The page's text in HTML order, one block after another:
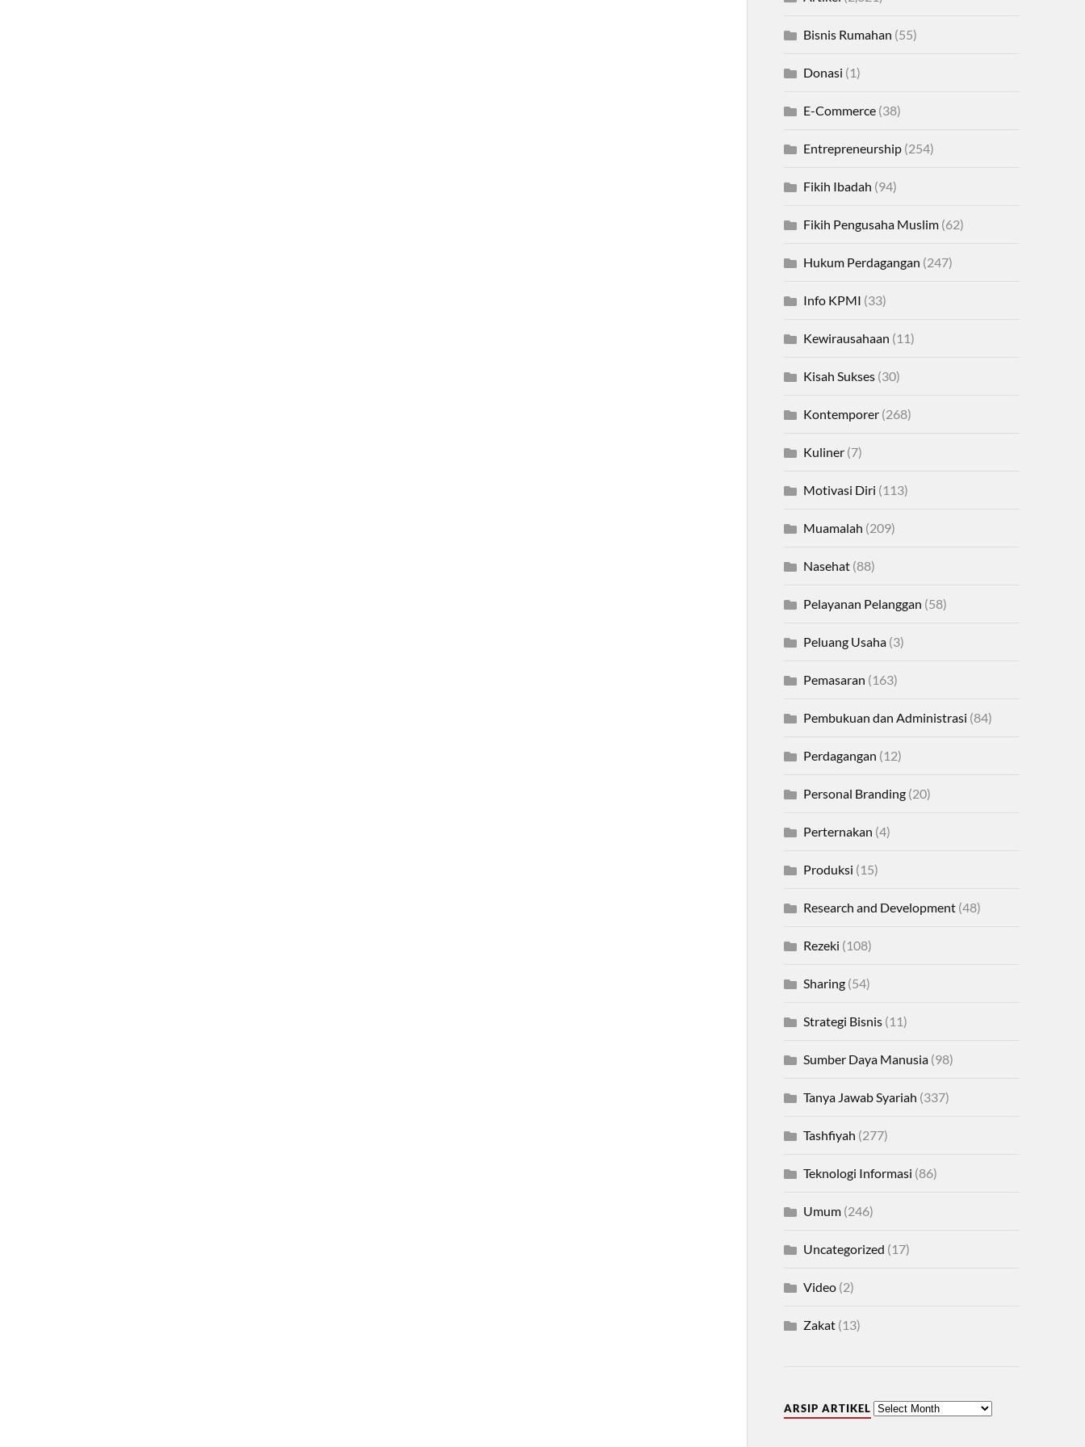
Bisnis Rumahan (55)
Donasi (1)
E-Commerce(38)
Entrepreneurship(254)
Fikih Ibadah (94)
Fikih Pengusaha Muslim(62)
Hukum Perdagangan (247)
Info KPMI (33)
Kewirausahaan (11)
Kisah Sukses(30)
Kontemporer(268)
Kuliner(7)
Motivasi Diri (113)
Muamalah (209)
Nasehat(88)
Pelayanan Pelanggan (58)
Peluang Usaha(3)
Pemasaran (163)
Pembukuan dan Administrasi (84)
Perdagangan (12)
Personal Branding(20)
Perternakan (4)
Produksi (15)
Research and Development(48)
Rezeki (108)
Sharing(54)
Strategi Bisnis(11)
Sumber Daya Manusia(98)
Tanya Jawab Syariah (337)
Tashfiyah (277)
Teknologi Informasi (86)
Umum(246)
Uncategorized (17)
Video(2)
Zakat(13)
ARSIP ARTIKEL